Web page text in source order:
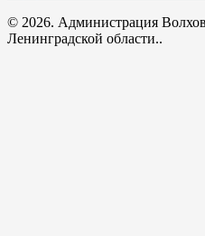
© 2026. Администрация
Ленинградской области..